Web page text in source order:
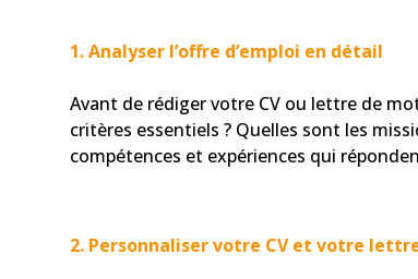
1.Analyser l’offre d’emploi en détail
Avant de rédiger votre CV ou lettre de
critères essentiels ? Quelles sont les
compétences et expériences qui
2. Personnaliser votre CV et votre